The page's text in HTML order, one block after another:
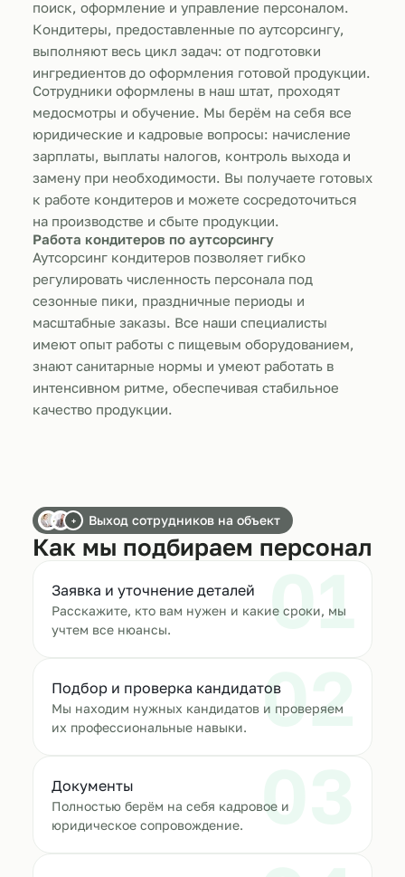
поиск, оформление и управление персоналом.
Кондитеры, предоставленные по аутсорсингу,
выполняют весь цикл задач: от подготовки
ингредиентов до оформления готовой продукции.
Сотрудники оформлены в наш штат, проходят
медосмотры и обучение. Мы берём на себя все
юридические и кадровые вопросы: начисление
зарплаты, выплаты налогов, контроль выхода и
замену при необходимости. Вы получаете готовых
к работе кондитеров и можете сосредоточиться
на производстве и сбыте продукции.
Работа кондитеров по аутсорсингу
Аутсорсинг кондитеров позволяет гибко
регулировать численность персонала под
сезонные пики, праздничные периоды и
масштабные заказы. Все наши специалисты
имеют опыт работы с пищевым оборудованием,
знают санитарные нормы и умеют работать в
интенсивном ритме, обеспечивая стабильное
качество продукции.
+ Выход сотрудников на объект
Как мы подбираем персонал
01
Заявка и уточнение деталей
Расскажите, кто вам нужен и какие сроки, мы
учтем все нюансы.
02
Подбор и проверка кандидатов
Мы находим нужных кандидатов и проверяем
их профессиональные навыки.
03
Документы
Полностью берём на себя кадровое и
юридическое сопровождение.